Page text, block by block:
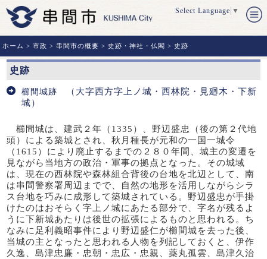
Select Language ▼
ホーム >市政 > 串間市の概要 > 史跡・神社・仏閣 > 史跡
史跡
櫛間城跡
（大字西方字上ノ城・西林院・見廻木・下新
城）
櫛間城は、建武２年（ 1335 ）、野辺盛忠（後の第２代地
頭）による築城とされ、秋月種長が元和の一国一城令
（ 1615 ）により廃止するまでの２８０年間、城主の変遷を
見ながら当地方の政治・軍事の拠点となった。その城域
は、現在の西林院や森林組合背後の台地を北辺として、南
は串間警察署周辺までで、自然の地形を活用しながらシラ
ス台地を巧みに成形して築城されている。野辺盛忠が手掛
けたのはおそらく字上ノ城にあたる部分で、字名が残るよ
うに下新城あたりは後世の拡張によるものと思われる。ち
なみに足利義昭事件により野辺盛仁が櫛間城を去った後、
当城の主となったと思われる人物を列記しておくと、伊作
久逸、島津忠廉・忠朝・忠広・忠親、薬丸孤雲、島津久治